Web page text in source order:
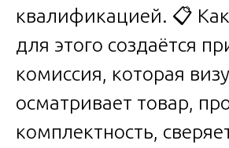
квалификацией. 📋
для этого создаётся
комиссия, которая
осматривает товар,
комплектность,